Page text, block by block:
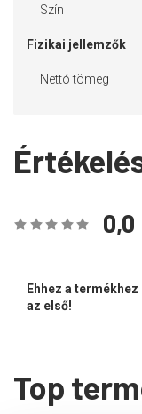
Szín
Fizikai jellemzők
Nettó tömeg
0,0
Ehhez a
az első!
Top